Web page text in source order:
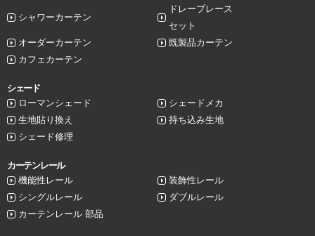
シャワーカーテン
ドレープレース
セット
オーダーカーテン
既製品カーテン
カフェカーテン
シェード
ローマンシェード
シェードメカ
生地貼り換え
持ち込み生地
シェード修理
カーテンレール
機能性レール
装飾性レール
シングルレール
ダブルレール
カーテンレール 部品